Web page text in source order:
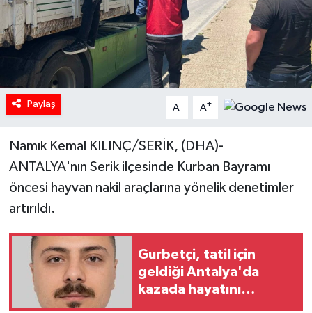
Paylaş A- A+
Namık Kemal KILINÇ/SERİK, (DHA)-
ANTALYA'nın Serik ilçesinde Kurban Bayramı
öncesi hayvan nakil araçlarına yönelik denetimler
artırıldı.
Gurbetçi, tatil için
geldiği Antalya'da
kazada hayatını